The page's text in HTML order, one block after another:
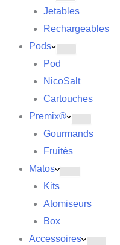
Jetables
Rechargeables
Pods
Pod
NicoSalt
Cartouches
Premix®
Gourmands
Fruités
Matos
Kits
Atomiseurs
Box
Accessoires